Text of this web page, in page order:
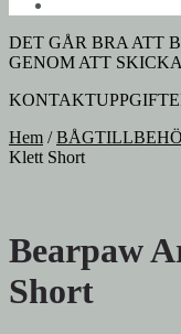
DET GÅR BRA ATT
GENOM ATT
Hem /
Klett Short
Bearpaw
Short